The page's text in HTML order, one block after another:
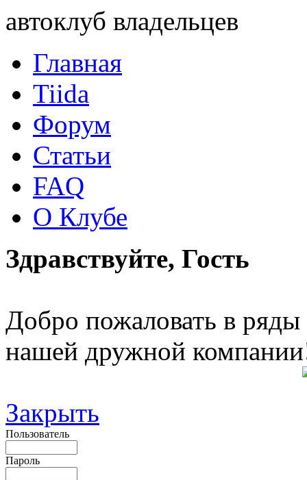
автоклуб владельцев
Главная
Tiida
Форум
Статьи
FAQ
О Клубе
Здравствуйте, Гость
Добро пожаловать в ряды
нашей дружной
Закрыть
Пользователь
Пароль